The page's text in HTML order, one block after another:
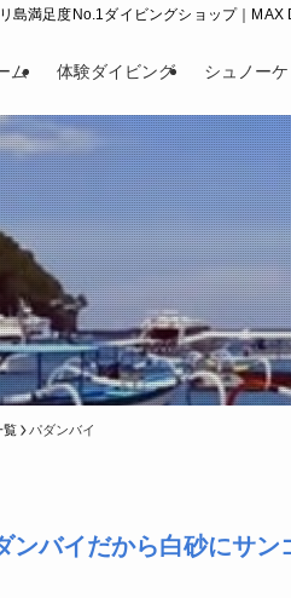
島満足度No.1ダイビングショップ｜MAX
ム 体験ダイビング シュノー
覧 パダンバイ
ンバイだから白砂にサ